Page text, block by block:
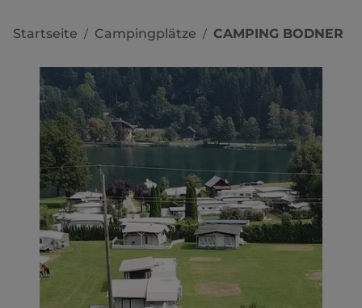
Startseite / Campingplätze / CAMPING BODNER